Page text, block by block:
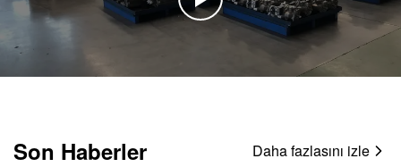
Son Haberler Daha fazlasını izle